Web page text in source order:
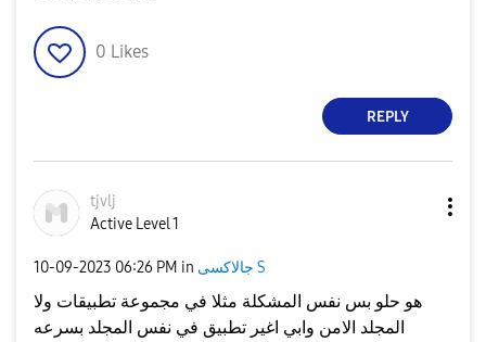
0 Likes
REPLY
tjvlj
Active Level 1
‎10-09-2023 06:26 PM in جالاكسى S
هو حلو بس نفس المشكلة مثلا في مجموعة تطبيقات ولا
المجلد الامن وابي اغير تطبيق في نفس المجلد بسرعه